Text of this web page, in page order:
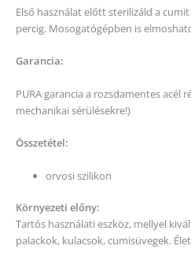
Első használat előtt sterilizáld a
percig. Mosogatógépben is
Garancia:
PURA garancia a rozsdamentes acél
mechanikai sérülésekre!)
Összetétel:
orvosi szilikon
Környezeti előny:
Tartós használati eszköz, mellyel
palackok, kulacsok, cumisüvegek.